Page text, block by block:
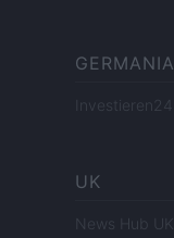
GERMANIA
Investieren24
UK
News Hub UK